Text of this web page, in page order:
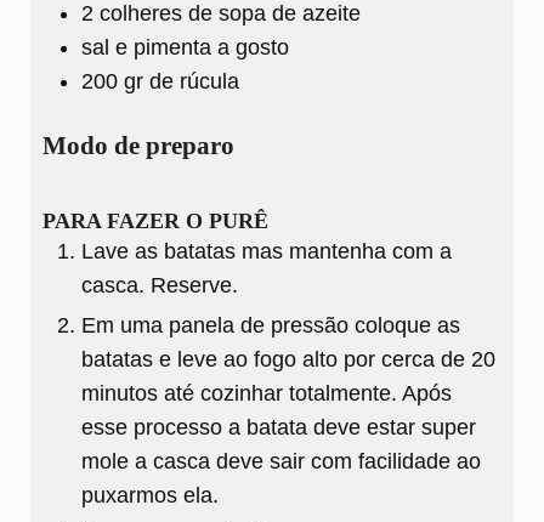
2 colheres de sopa de azeite
sal e pimenta a gosto
200 gr de rúcula
Modo de preparo
PARA FAZER O PURÊ
Lave as batatas mas mantenha com a
casca. Reserve.
Em uma panela de pressão coloque as
batatas e leve ao fogo alto por cerca de 20
minutos até cozinhar totalmente. Após
esse processo a batata deve estar super
mole a casca deve sair com facilidade ao
puxarmos ela.